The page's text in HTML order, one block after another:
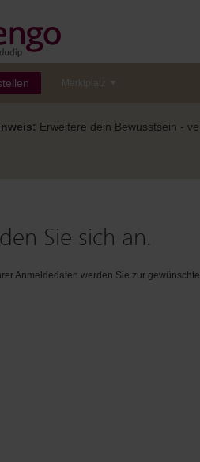
Marktplatz
Erweitere dein Bewusstsein -
Sie sich an.
Anmeldedaten werden Sie zur